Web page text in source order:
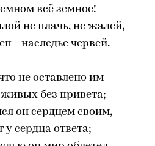
всё земное!
не плачь, не жалей,
- наследье червей.
не оставлено им
без привета;
он сердцем своим,
у сердца ответа;